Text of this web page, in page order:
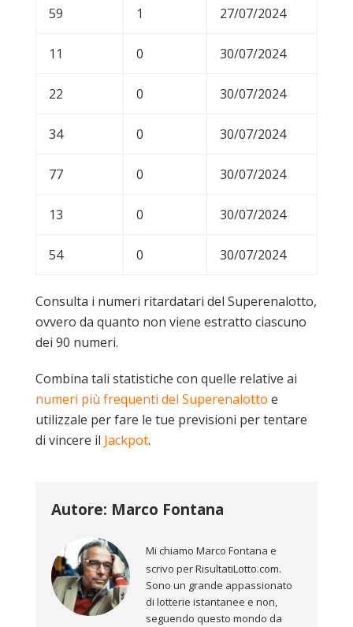
59 1 27/07/2024
11 0 30/07/2024
22 0 30/07/2024
34 0 30/07/2024
77 0 30/07/2024
13 0 30/07/2024
54 0 30/07/2024
Consulta i numeri ritardatari del Superenalotto,
ovvero da quanto non viene estratto ciascuno
dei 90 numeri.
Combina tali statistiche con quelle relative ai
numeri più frequenti del Superenalotto e
utilizzale per fare le tue previsioni per tentare
di vincere il Jackpot.
Autore: Marco Fontana
Mi chiamo Marco Fontana e
scrivo per RisultatiLotto.com.
Sono un grande appassionato
di lotterie istantanee e non,
seguendo questo mondo da